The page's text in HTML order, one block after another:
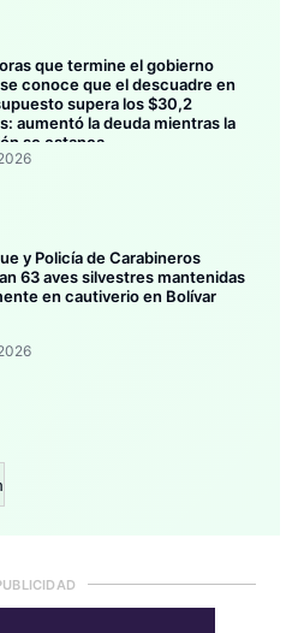
que termine el gobierno
conoce que el descuadre en
supera los $30,2
aumentó la deuda mientras la
se estanca
y Policía de Carabineros
63 aves silvestres mantenidas
en cautiverio en Bolívar